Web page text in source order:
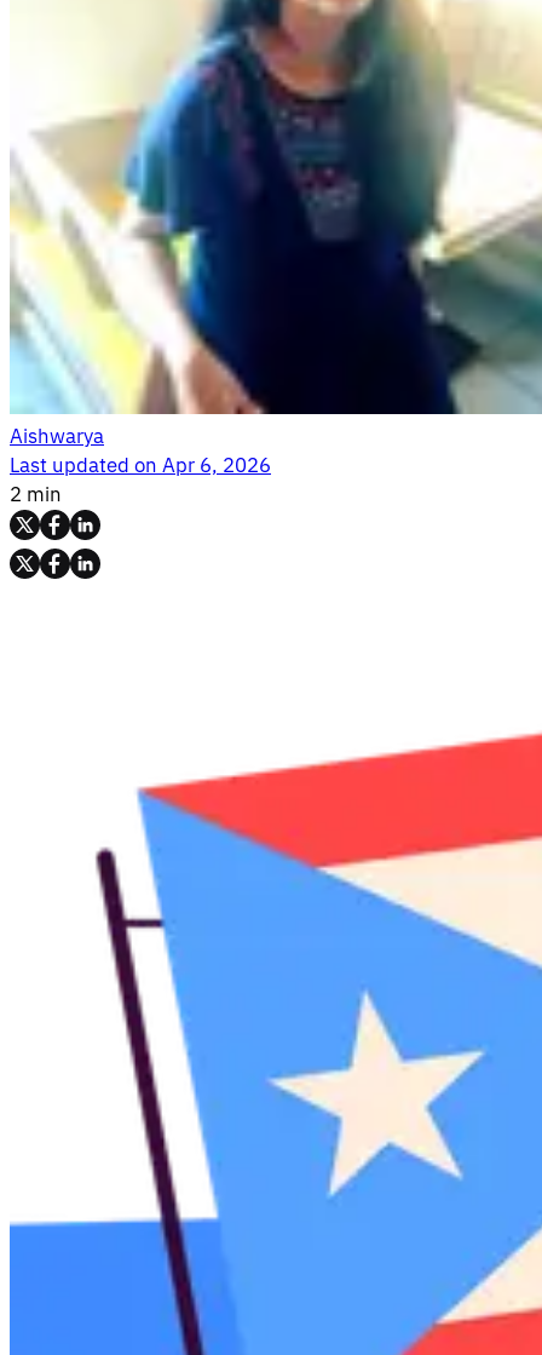
Aishwarya
Last updated onApr 6, 2026
2 min